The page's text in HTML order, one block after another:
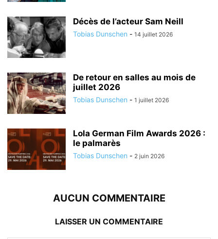
Décès de l’acteur Sam Neill
Tobias Dunschen - 14 juillet 2026
De retour en salles au mois de
juillet 2026
Tobias Dunschen - 1 juillet 2026
Lola German Film Awards 2026 :
le palmarès
Tobias Dunschen - 2 juin 2026
AUCUN COMMENTAIRE
LAISSER UN COMMENTAIRE